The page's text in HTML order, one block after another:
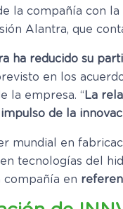
la compañía con
Alantra, que
ha reducido su
en los
la empresa. “ La
de la
mundial en
tecnologías del
compañía en